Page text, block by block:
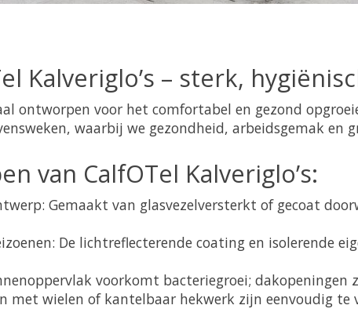
Kalveriglo’s – sterk,
ontworpen voor het comfortabel en gezond
waarbij we gezondheid, arbeidsgemak en
van CalfOTel Kalveriglo’s:
Gemaakt van glasvezelversterkt of gecoat
De lichtreflecterende coating en isolerende
voorkomt bacteriegroei;
met wielen of kantelbaar hekwerk zijn eenvoudig